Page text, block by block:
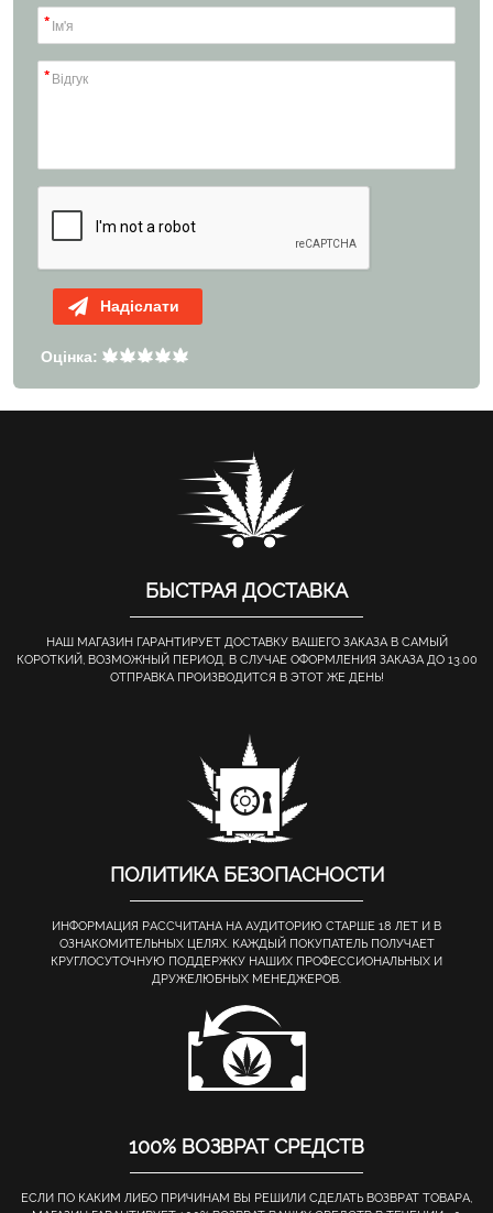
Надіслати
Оцінка:
БЫСТРАЯ ДОСТАВКА
НАШ МАГАЗИН ГАРАНТИРУЕТ ДОСТАВКУ ВАШЕГО ЗАКАЗА В САМЫЙ
КОРОТКИЙ, ВОЗМОЖНЫЙ ПЕРИОД. В СЛУЧАЕ ОФОРМЛЕНИЯ ЗАКАЗА ДО 13.00
ОТПРАВКА ПРОИЗВОДИТСЯ В ЭТОТ ЖЕ ДЕНЬ!
ПОЛИТИКА БЕЗОПАСНОСТИ
ИНФОРМАЦИЯ РАССЧИТАНА НА АУДИТОРИЮ СТАРШЕ 18 ЛЕТ И В
ОЗНАКОМИТЕЛЬНЫХ ЦЕЛЯХ. КАЖДЫЙ ПОКУПАТЕЛЬ ПОЛУЧАЕТ
КРУГЛОСУТОЧНУЮ ПОДДЕРЖКУ НАШИХ ПРОФЕССИОНАЛЬНЫХ И
ДРУЖЕЛЮБНЫХ МЕНЕДЖЕРОВ.
100% ВОЗВРАТ СРЕДСТВ
ЕСЛИ ПО КАКИМ ЛИБО ПРИЧИНАМ ВЫ РЕШИЛИ СДЕЛАТЬ ВОЗВРАТ ТОВАРА,